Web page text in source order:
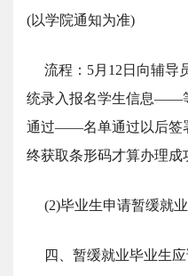
(以学院通知为准)
流程：5月12日向辅
统录入报名学生信息——
通过——名单通过以后
终获取条形码才算办理成
(2)毕业生申请暂缓就业
四、暂缓就业毕业生